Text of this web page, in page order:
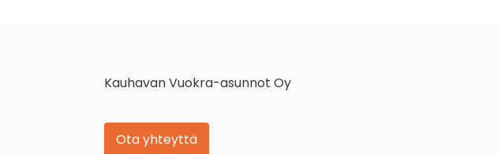
Kauhavan Vuokra-asunnot Oy
Ota yhteyttä